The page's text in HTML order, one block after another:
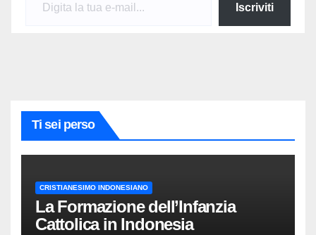
Iscriviti
Ti sei perso
CRISTIANESIMO INDONESIANO
La Formazione dell’Infanzia
Cattolica in Indonesia